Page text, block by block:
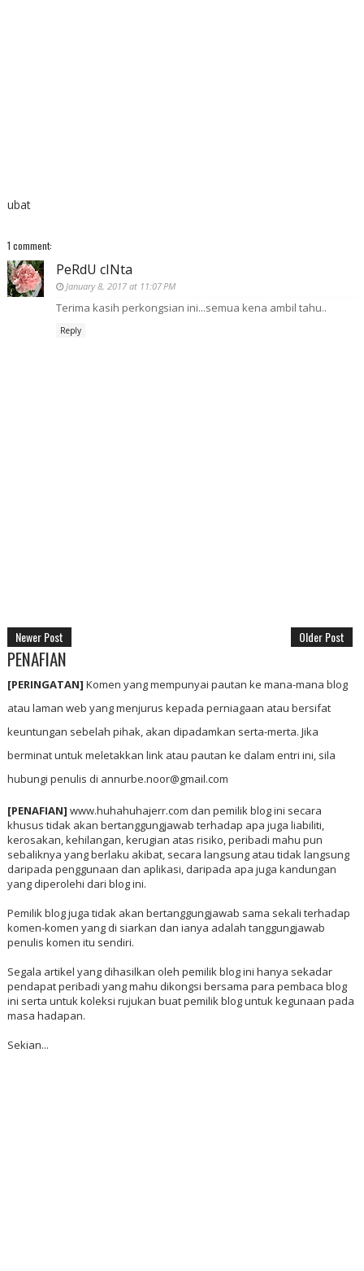
ubat
1 comment:
PeRdU cINta
January 8, 2017 at 11:07 PM
Terima kasih perkongsian ini...semua kena ambil tahu..
Reply
Newer Post Older Post
PENAFIAN
[PERINGATAN] Komen yang mempunyai pautan ke mana-mana blog
atau laman web yang menjurus kepada perniagaan atau bersifat
keuntungan sebelah pihak, akan dipadamkan serta-merta. Jika
berminat untuk meletakkan link atau pautan ke dalam entri ini, sila
hubungi penulis di annurbe.noor@gmail.com
[PENAFIAN] www.huhahuhajerr.com dan pemilik blog ini secara
khusus tidak akan bertanggungjawab terhadap apa juga liabiliti,
kerosakan, kehilangan, kerugian atas risiko, peribadi mahu pun
sebaliknya yang berlaku akibat, secara langsung atau tidak langsung
daripada penggunaan dan aplikasi, daripada apa juga kandungan
yang diperolehi dari blog ini.
Pemilik blog juga tidak akan bertanggungjawab sama sekali terhadap
komen-komen yang di siarkan dan ianya adalah tanggungjawab
penulis komen itu sendiri.
Segala artikel yang dihasilkan oleh pemilik blog ini hanya sekadar
pendapat peribadi yang mahu dikongsi bersama para pembaca blog
ini serta untuk koleksi rujukan buat pemilik blog untuk kegunaan pada
masa hadapan.
Sekian...